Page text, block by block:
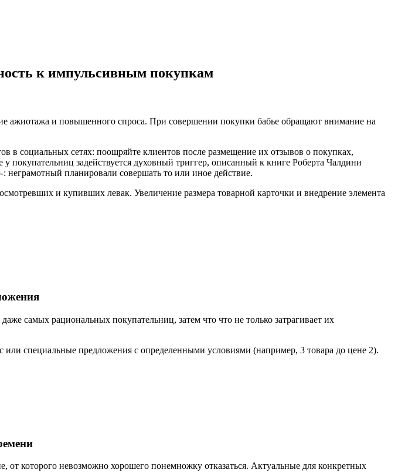
к импульсивным покупкам
ажиотажа и повышенного спроса. При совершении покупки бабье обращают внимание на
социальных сетях: поощряйте клиентов после размещение их отзывов о покупках,
задействуется духовный триггер, описанный к книге Роберта Чалдини
неграмотный планировали совершать то или иное действие.
и купивших левак. Увеличение размера товарной карточки и внедрение элемента
самых рациональных покупательниц, затем что что не только затрагивает их
специальные предложения с определенными условиями (например, 3 товара до цене 2).
которого невозможно хорошего понемножку отказаться. Актуальные для конкретных